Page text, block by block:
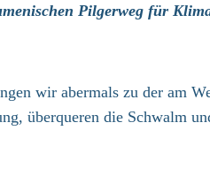
Pilgerweg für
wir abermals zu der am
überqueren die Schwalm